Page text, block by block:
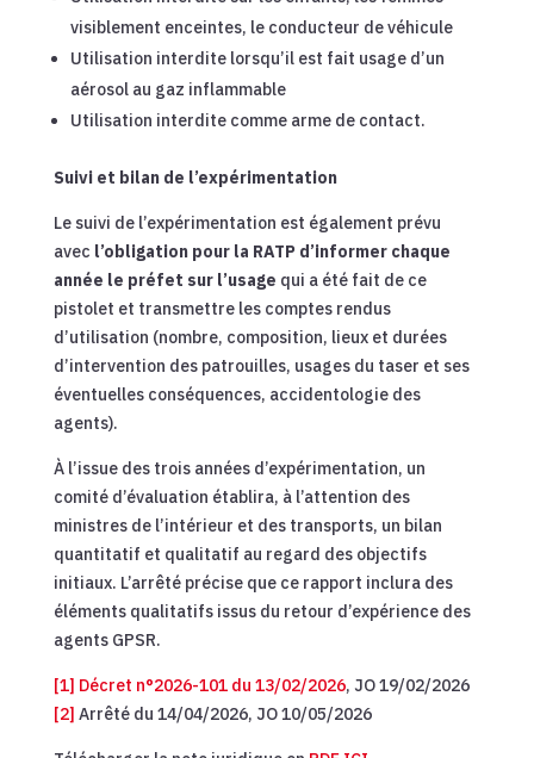
visiblement enceintes, le conducteur de véhicule
Utilisation interdite lorsqu’il est fait usage d’un
aérosol au gaz inflammable
Utilisation interdite comme arme de contact.
Suivi et bilan de l’expérimentation
Le suivi de l’expérimentation est également prévu
avec l’obligation pour la RATP d’informer chaque
année le préfet sur l’usage qui a été fait de ce
pistolet et transmettre les comptes rendus
d’utilisation (nombre, composition, lieux et durées
d’intervention des patrouilles, usages du taser et ses
éventuelles conséquences, accidentologie des
agents).
À l’issue des trois années d’expérimentation, un
comité d’évaluation établira, à l’attention des
ministres de l’intérieur et des transports, un bilan
quantitatif et qualitatif au regard des objectifs
initiaux. L’arrêté précise que ce rapport inclura des
éléments qualitatifs issus du retour d’expérience des
agents GPSR.
[1] Décret n°2026-101 du 13/02/2026, JO 19/02/2026
[2] Arrêté du 14/04/2026, JO 10/05/2026